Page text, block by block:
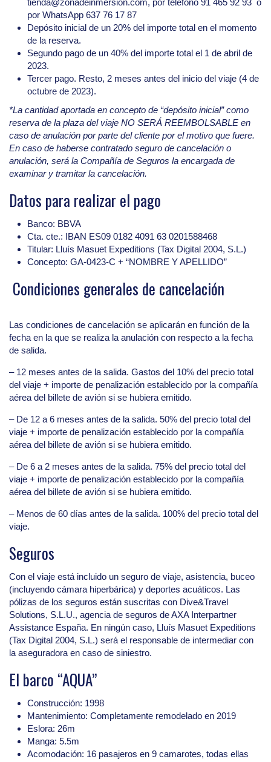
por WhatsApp 637 76 17 87
Depósito inicial de un 20% del importe total en el momento
de la reserva.
Segundo pago de un 40% del importe total el 1 de abril de
2023.
Tercer pago. Resto, 2 meses antes del inicio del viaje (4 de
octubre de 2023).
*La cantidad aportada en concepto de “depósito inicial” como
reserva de la plaza del viaje NO SERÁ REEMBOLSABLE en
caso de anulación por parte del cliente por el motivo que fuere.
En caso de haberse contratado seguro de cancelación o
anulación, será la Compañía de Seguros la encargada de
examinar y tramitar la cancelación.
Datos para realizar el pago
Banco: BBVA
Cta. cte.: IBAN ES09 0182 4091 63 0201588468
Titular: Lluís Masuet Expeditions (Tax Digital 2004, S.L.)
Concepto: GA-0423-C + “NOMBRE Y APELLIDO”
Condiciones generales de cancelación
Las condiciones de cancelación se aplicarán en función de la
fecha en la que se realiza la anulación con respecto a la fecha
de salida.
– 12 meses antes de la salida. Gastos del 10% del precio total
del viaje + importe de penalización establecido por la compañía
aérea del billete de avión si se hubiera emitido.
– De 12 a 6 meses antes de la salida. 50% del precio total del
viaje + importe de penalización establecido por la compañía
aérea del billete de avión si se hubiera emitido.
– De 6 a 2 meses antes de la salida. 75% del precio total del
viaje + importe de penalización establecido por la compañía
aérea del billete de avión si se hubiera emitido.
– Menos de 60 días antes de la salida. 100% del precio total del
viaje.
Seguros
Con el viaje está incluido un seguro de viaje, asistencia, buceo
(incluyendo cámara hiperbárica) y deportes acuáticos. Las
pólizas de los seguros están suscritas con Dive&Travel
Solutions, S.L.U., agencia de seguros de AXA Interpartner
Assistance España. En ningún caso, Lluís Masuet Expeditions
(Tax Digital 2004, S.L.) será el responsable de intermediar con
la aseguradora en caso de siniestro.
El barco “AQUA”
Construcción: 1998
Mantenimiento: Completamente remodelado en 2019
Eslora: 26m
Manga: 5.5m
Acomodación: 16 pasajeros en 9 camarotes, todas ellas